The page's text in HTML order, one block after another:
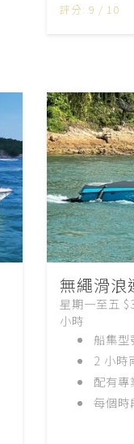
評分: 9 / 10
無繩滑浪
星期一至五
小時
船集型
2 小時
配有專
每個時